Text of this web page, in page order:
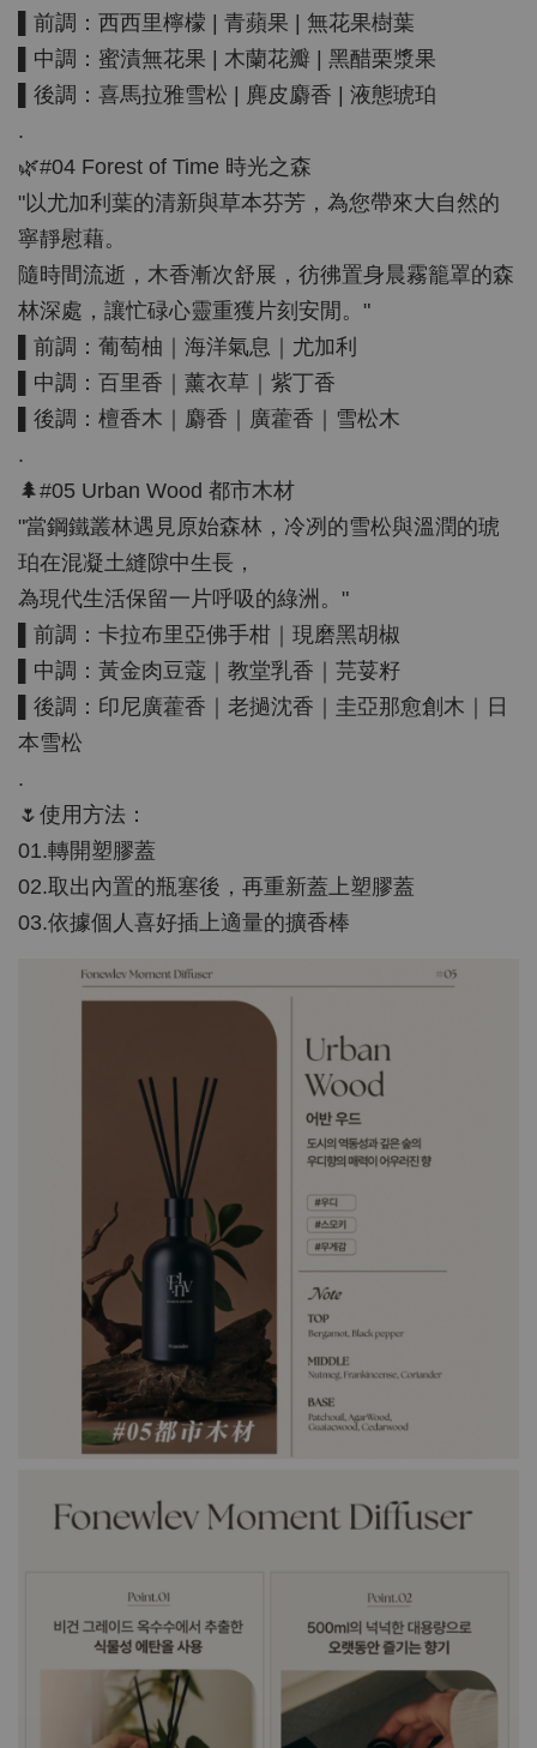
▌前調：西西里檸檬 | 青蘋果 | 無花果樹葉
▌中調：蜜漬無花果 | 木蘭花瓣 | 黑醋栗漿果
▌後調：喜馬拉雅雪松 | 麂皮麝香 | 液態琥珀
.
🌿#04 Forest of Time 時光之森
"以尤加利葉的清新與草本芬芳，為您帶來大自然的
寧靜慰藉。
隨時間流逝，木香漸次舒展，彷彿置身晨霧籠罩的森
林深處，讓忙碌心靈重獲片刻安閒。"
▌前調：葡萄柚｜海洋氣息｜尤加利
▌中調：百里香｜薰衣草｜紫丁香
▌後調：檀香木｜麝香｜廣藿香｜雪松木
.
🌲#05 Urban Wood 都市木材
"當鋼鐵叢林遇見原始森林，冷冽的雪松與溫潤的琥
珀在混凝土縫隙中生長，
為現代生活保留一片呼吸的綠洲。"
▌前調：卡拉布里亞佛手柑｜現磨黑胡椒
▌中調：黃金肉豆蔻｜教堂乳香｜芫荽籽
▌後調：印尼廣藿香｜老撾沈香｜圭亞那愈創木｜日
本雪松
.
🌷使用方法：
01.轉開塑膠蓋
02.取出內置的瓶塞後，再重新蓋上塑膠蓋
03.依據個人喜好插上適量的擴香棒